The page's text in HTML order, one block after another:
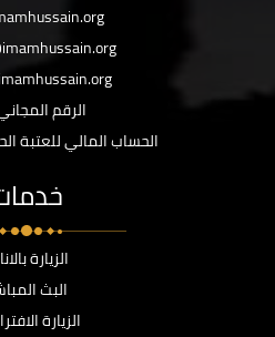
الرقم
الحساب المالي للعتبة
الزيارة
البث
الزيارة